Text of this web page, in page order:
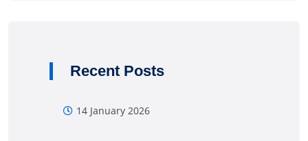
Recent Posts
14 January 2026